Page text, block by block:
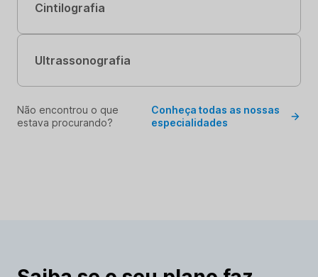
Cintilografia
Ultrassonografia
Não encontrou o que
estava procurando?
Conheça todas as nossas
especialidades